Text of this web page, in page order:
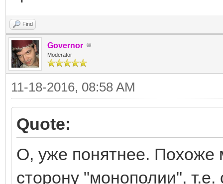
Find
Governor
Moderator
11-18-2016, 08:58 AM
Quote:
О, уже понятнее. Похоже
сторону "монополии",